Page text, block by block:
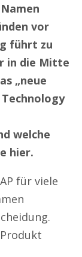
vor
führt zu
in die Mitte
„neue
Technology
welche
hier.
für viele